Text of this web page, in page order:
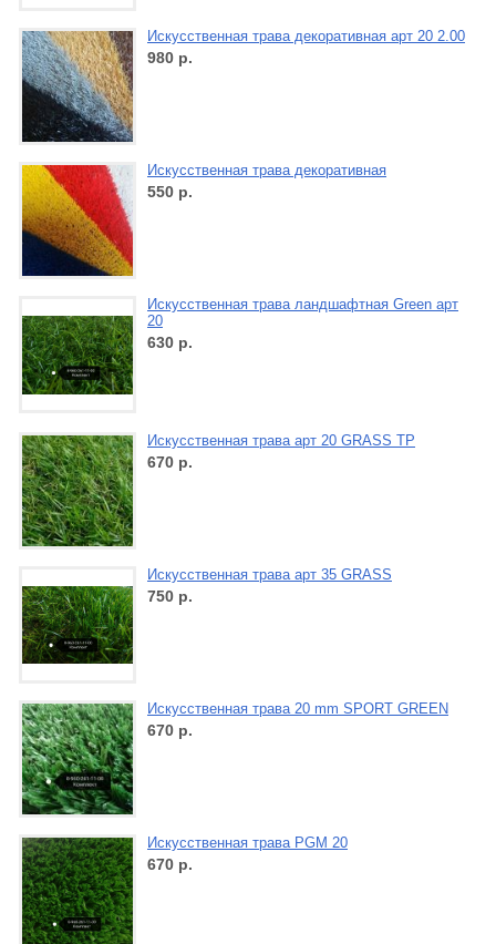
Искусственная трава декоративная арт 20 2.00
980 р.
Искусственная трава декоративная
550 р.
Искусственная трава ландшафтная Green арт
20
630 р.
Искусственная трава арт 20 GRASS ТР
670 р.
Искусственная трава арт 35 GRASS
750 р.
Искусственная трава 20 mm SPORT GREEN
670 р.
Искусственная трава PGM 20
670 р.